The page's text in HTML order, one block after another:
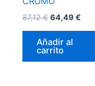
87,12€ 64,49 €
Añadir al
carrito